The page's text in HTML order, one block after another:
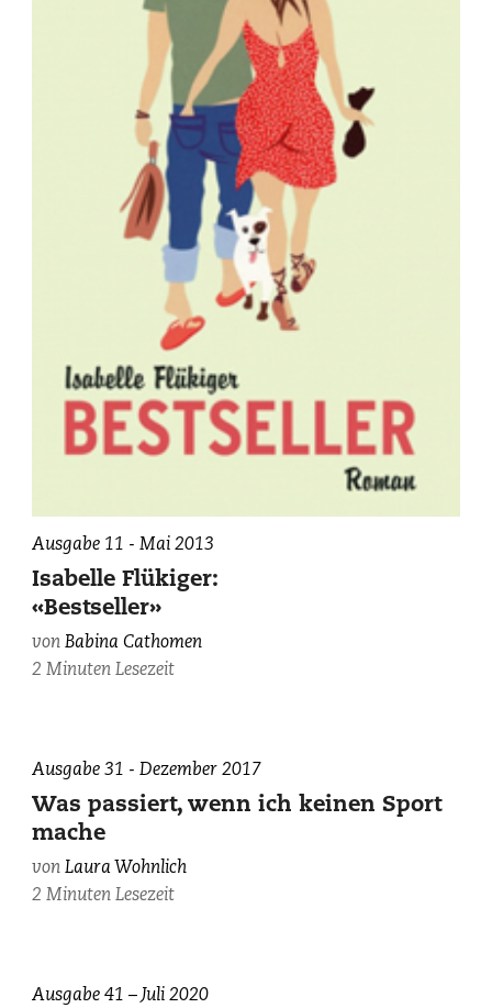
Ausgabe 11 - Mai 2013
Isabelle Flükiger:
«Bestseller»
vonBabina Cathomen
2 Minuten Lesezeit
zvg.
Ausgabe 31 - Dezember 2017
Was passiert, wenn ich keinen Sport
mache
vonLaura Wohnlich
2 Minuten Lesezeit
Ausgabe 41 – Juli 2020